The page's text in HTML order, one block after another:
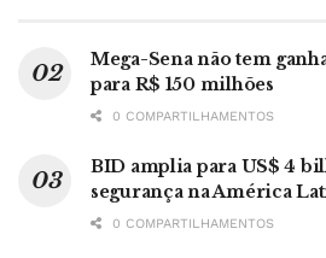
Mega-Sena não tem
para R$ 150 milhões
0 COMPARTILHAMENTOS
BID amplia para US$ 4
segurança na América
0 COMPARTILHAMENTOS